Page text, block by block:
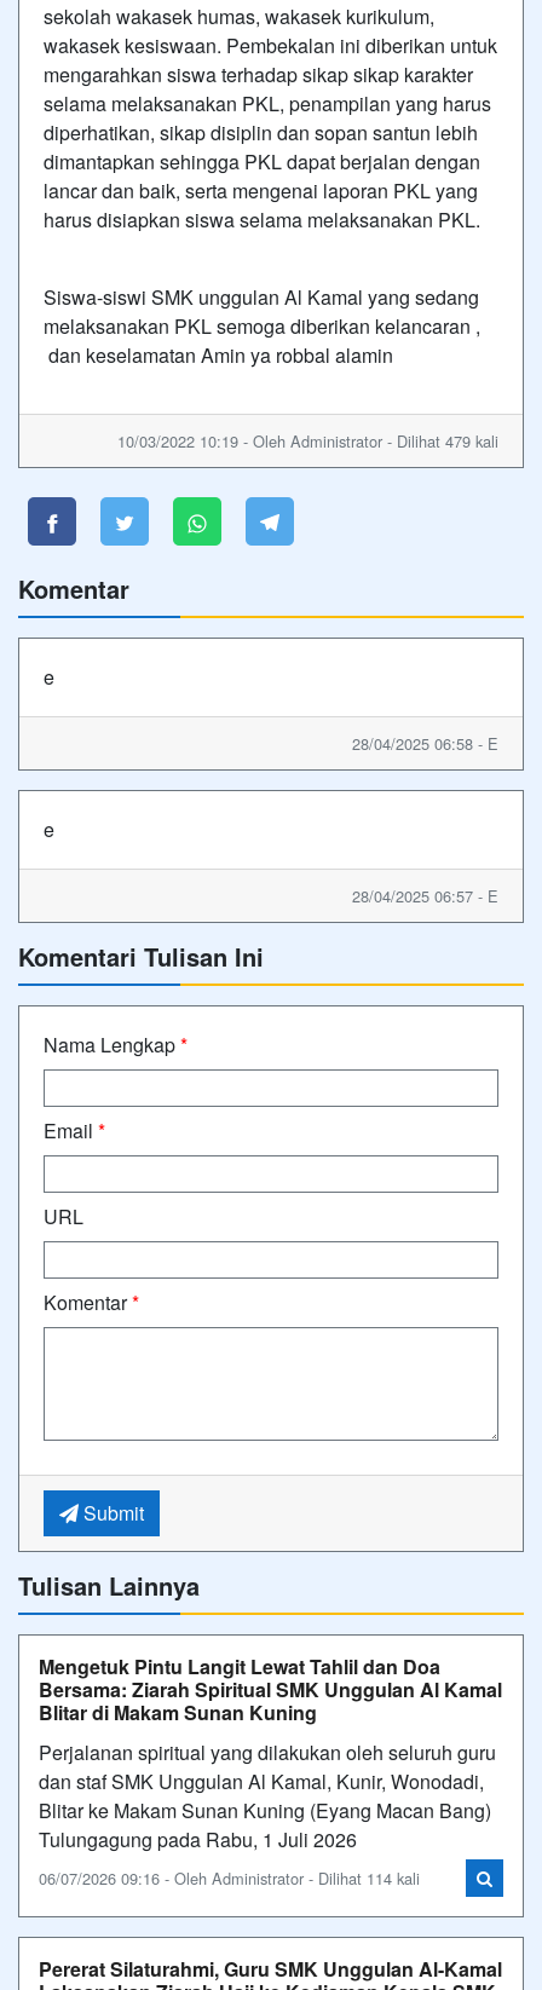
sekolah wakasek humas, wakasek kurikulum,
wakasek kesiswaan. Pembekalan ini diberikan untuk
mengarahkan siswa terhadap sikap sikap karakter
selama melaksanakan PKL, penampilan yang harus
diperhatikan, sikap disiplin dan sopan santun lebih
dimantapkan sehingga PKL dapat berjalan dengan
lancar dan baik, serta mengenai laporan PKL yang
harus disiapkan siswa selama melaksanakan PKL.
Siswa-siswi SMK unggulan Al Kamal yang sedang
melaksanakan PKL semoga diberikan kelancaran ,
dan keselamatan Amin ya robbal alamin
10/03/2022 10:19 - Oleh Administrator - Dilihat 479 kali
Komentar
e
28/04/2025 06:58 - E
e
28/04/2025 06:57 - E
Komentari Tulisan Ini
Nama Lengkap*
Email *
URL
Komentar*
Submit
Tulisan Lainnya
Mengetuk Pintu Langit Lewat Tahlil dan Doa
Bersama: Ziarah Spiritual SMK Unggulan Al Kamal
Blitar di Makam Sunan Kuning
Perjalanan spiritual yang dilakukan oleh seluruh guru
dan staf SMK Unggulan Al Kamal, Kunir, Wonodadi,
Blitar ke Makam Sunan Kuning (Eyang Macan Bang)
Tulungagung pada Rabu, 1 Juli 2026
06/07/2026 09:16 - Oleh Administrator - Dilihat 114 kali
Pererat Silaturahmi, Guru SMK Unggulan Al-Kamal